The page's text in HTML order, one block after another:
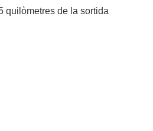
quilòmetres de la sortida